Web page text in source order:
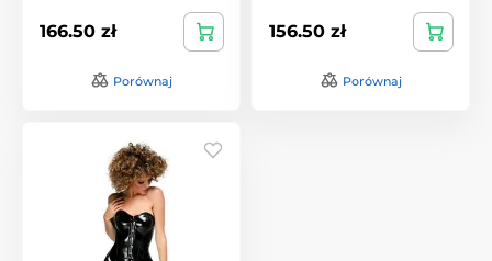
166.50 zł
Porównaj
156.50 zł
Porównaj